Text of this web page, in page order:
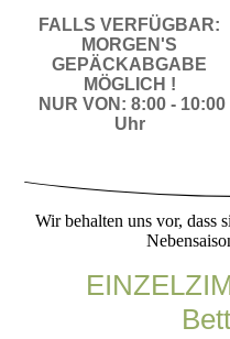
FALLS VERFÜGBAR:
MORGEN'S
GEPÄCKABGABE
MÖGLICH !
NUR VON: 8:00 - 10:00
Uhr
Wir behalten uns vor, dass